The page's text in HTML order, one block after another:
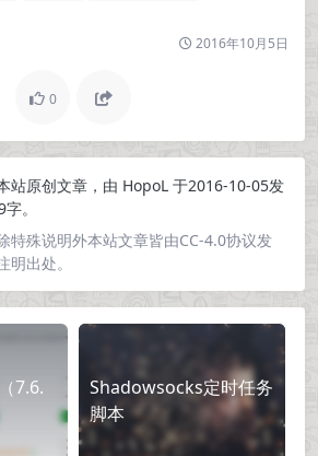
2016年10月5日
0
站原创文章，由 HopoL 于2016-10-05发
。
特殊说明外本站文章皆由CC-4.0协议发
明出处。
7.6.
Shadowsocks定时任务
脚本